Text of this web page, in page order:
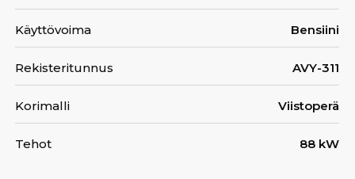
Käyttövoima Bensiini
Rekisteritunnus AVY-311
Korimalli Viistoperä
Tehot 88 kW